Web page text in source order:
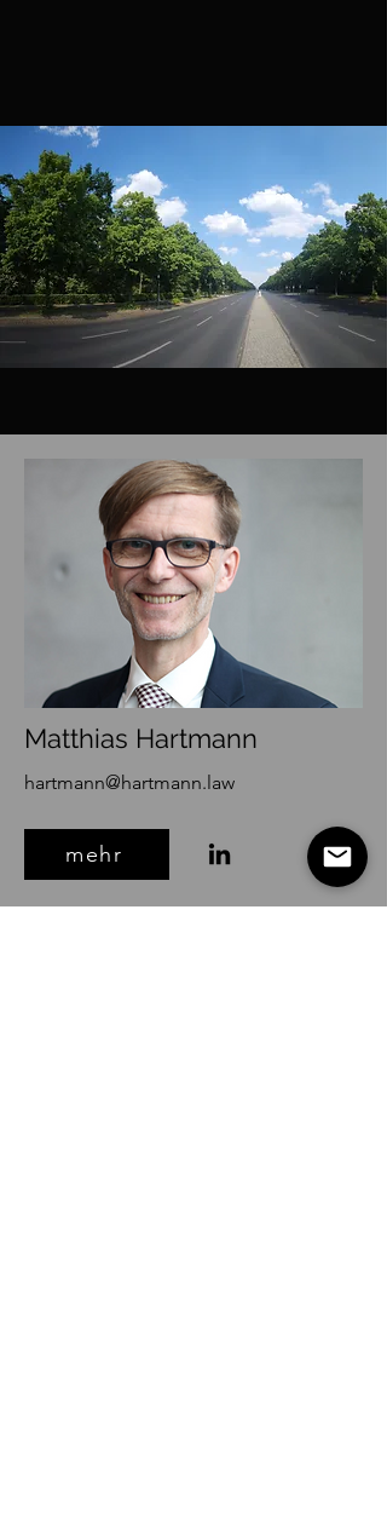
Matthias Hartmann
hartmann@hartmann.law
mehr